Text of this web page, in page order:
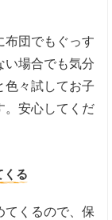
布団でもぐっす
い場合でも気分
色々試してお子
。安心してくだ
くる
てくるので、保